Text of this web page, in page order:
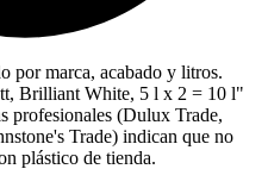
por marca, acabado y litros.
Brilliant White, 5 l x 2 = 10 l"
profesionales (Dulux Trade,
Trade) indican que no
plástico de tienda.